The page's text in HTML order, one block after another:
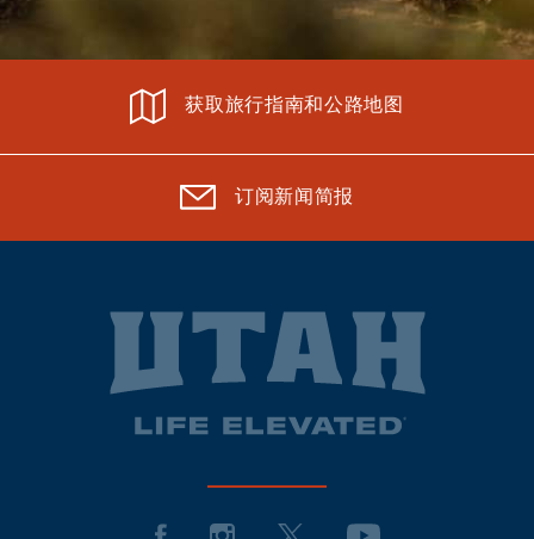
获取旅行指南和公路地图
订阅新闻简报